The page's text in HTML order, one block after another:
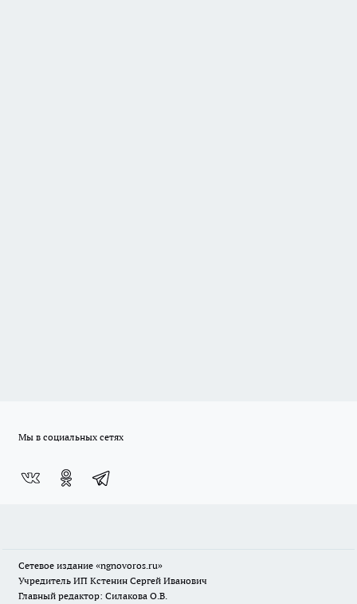
Мы в социальных сетях
Сетевое издание «ngnovoros.ru»
Учредитель ИП Кстенин Сергей Иванович
Главный редактор: Силакова О.В.